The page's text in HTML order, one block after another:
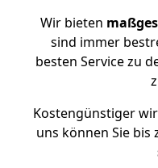
Wir bieten
sind immer
besten Service zu
Kostengünstiger
uns können Sie bis